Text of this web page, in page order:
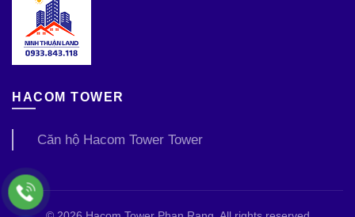
HACOM TOWER
Căn hộ Hacom Tower Tower